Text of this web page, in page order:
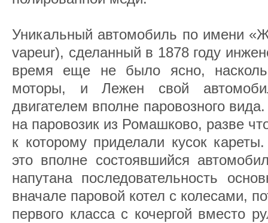
Уникальный автомобиль по имени
vapeur), сделанный в 1878 году
время еще не было ясно,
моторы, и Лежен свой
двигателем вполне паровозного
на паровозик из Ромашково, разве
к которому приделали кусок
это вполне состоявшийся
напутана последовательность
вначале паровой котел с колесами,
первого класса с кочергой вместо